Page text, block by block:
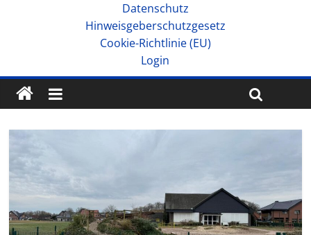
Datenschutz
Hinweisgeberschutzgesetz
Cookie-Richtlinie (EU)
Login